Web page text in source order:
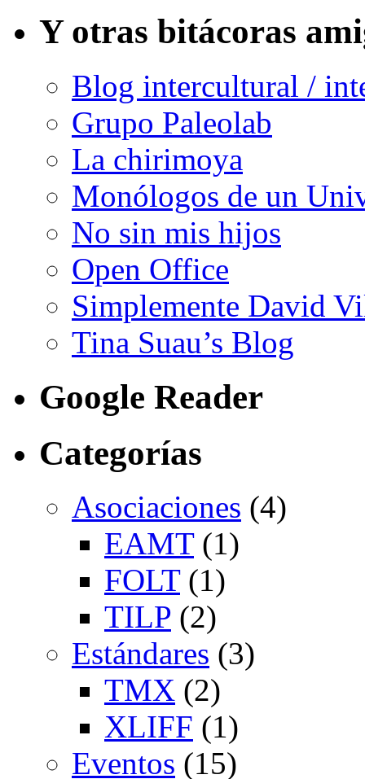
Y otras bitácoras
Blog intercultural /
Grupo Paleolab
La chirimoya
Monólogos de un
No sin mis hijos
Open Office
Simplemente David
Tina Suau’s Blog
Google Reader
Categorías
Asociaciones (4)
EAMT(1)
FOLT(1)
TILP (2)
Estándares (3)
TMX (2)
XLIFF (1)
Eventos (15)